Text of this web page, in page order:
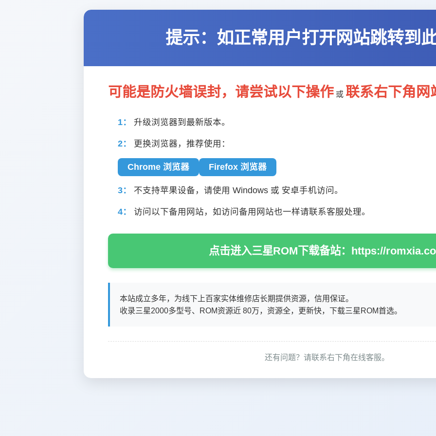
提示：如正常用户打开网站跳转到
可能是防火墙误封，请尝试以下操作 或 联系右下角网
1： 升级浏览器到最新版本。
2： 更换浏览器，推荐使用：
Chrome 浏览器 Firefox 浏览器
3： 不支持苹果设备，请使用 Windows 或 安卓手机访问。
4： 访问以下备用网站，如访问备用网站也一样请联系客服处理。
点击进入三星ROM下载备站：https://
本站成立多年，为线下上百家实体维修店长期提供资源，信用保证。
收录三星2000多型号、ROM资源近 80万，资源全，更新快，下载三星ROM首选。
还有问题？请联系右下角在线客服。